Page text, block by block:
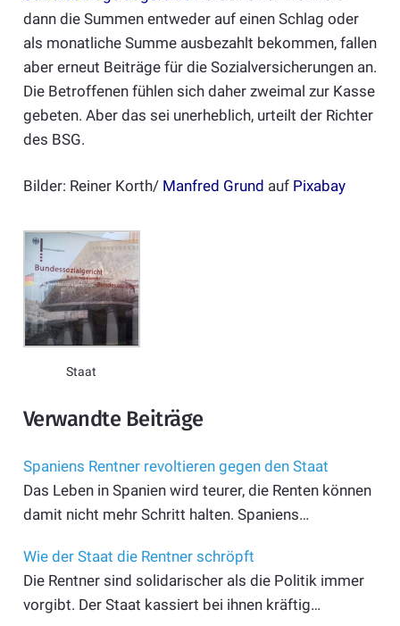
dann die Summen entweder auf einen Schlag oder
als monatliche Summe ausbezahlt bekommen, fallen
aber erneut Beiträge für die Sozialversicherungen an.
Die Betroffenen fühlen sich daher zweimal zur Kasse
gebeten. Aber das sei unerheblich, urteilt der Richter
des BSG.
Bilder: Reiner Korth/ Manfred Grund auf Pixabay
Staat
Verwandte Beiträge
Spaniens Rentner revoltieren gegen den Staat
Das Leben in Spanien wird teurer, die Renten können
damit nicht mehr Schritt halten. Spaniens…
Wie der Staat die Rentner schröpft
Die Rentner sind solidarischer als die Politik immer
vorgibt. Der Staat kassiert bei ihnen kräftig…